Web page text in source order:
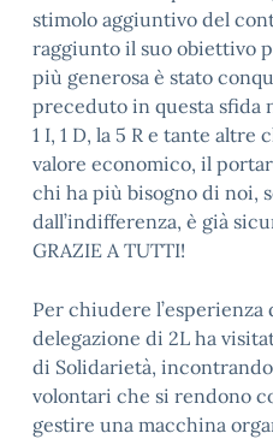
stimolo aggiuntivo del
raggiunto il suo obiettivo
più generosa è stato
preceduto in questa sfida
1 I, 1 D, la 5 R e tante altre
valore economico, il
chi ha più bisogno di noi,
dall’indifferenza, è già
GRAZIE A TUTTI!
Per chiudere l’esperienza
delegazione di 2L ha
di Solidarietà,
volontari che si rendono
gestire una macchina